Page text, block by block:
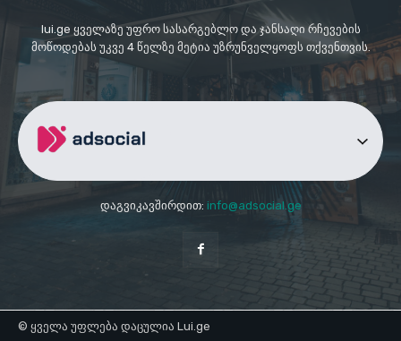
lui.ge ყველაზე უფრო სასარგებლო და ჯანსაღი რჩევების
მოწოდებას უკვე 4 წელზე მეტია უზრუნველყოფს თქვენთვის.
დაგვიკავშირდით: info@adsocial.ge
© ყველა უფლება დაცულია Lui.ge